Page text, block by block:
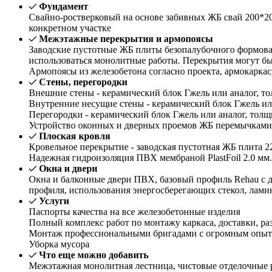
Фундамент
Свайно-ростверковый на основе забивных ЖБ свай
конкретном участке
Межэтажные перекрытия и армопоясы
Заводские пустотные ЖБ плиты безопалубочного
использоваться монолитные работы. Перекрытия могут
Армопоясы из железобетона согласно проекта,
Стены, перегородки
Внешние стены - керамический блок Гжель или аналог,
Внутренние несущие стены - керамический блок Гжель
Перегородки - керамический блок Гжель или аналог,
Устройство оконных и дверных проемов ЖБ перемычками
Плоская кровля
Кровельное перекрытие - заводская пустотная ЖБ плита
Надежная гидроизоляция ПВХ мембраной PlastFoil 2.0
Окна и двери
Окна и балконные двери ПВХ, базовый профиль Rehau с
профиля, использования энергосберегающих стекол,
Услуги
Паспорты качества на все железобетонные изделия
Полный комплекс работ по монтажу каркаса, доставки,
Монтаж профессиональными бригадами с огромным
Уборка мусора
Что еще можно добавить
Межэтажная монолитная лестница, чистовые